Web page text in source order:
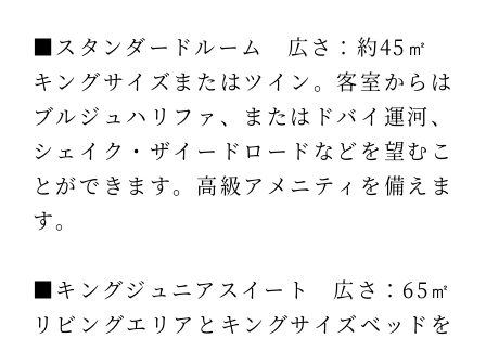
■スタンダードルーム 広さ：約45㎡
キングサイズまたはツイン。客室からは
ブルジュハリファ、またはドバイ運河、
シェイク・ザイードロードなどを望むこ
とができます。高級アメニティを備えま
す。
■キングジュニアスイート 広さ：65㎡
リビングエリアとキングサイズベッドを